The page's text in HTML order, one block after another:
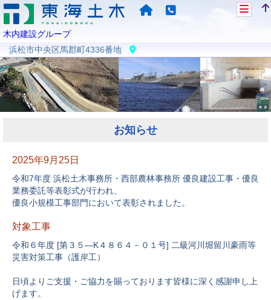
木内建設グループ
浜松市中央区馬郡町4336番地
お知らせ
2025年9月25日
令和7年度 浜松土木事務所・西部農林事務所 優良建設工事・優良
業務委託等表彰式が行われ、
優良小規模工事部門において表彰されました。
対象工事
令和６年度 [第３５―K４８６４－０１号] 二級河川堀留川豪雨等
災害対策工事（護岸工）
日頃よりご支援・ご協力を賜っております皆様に深く感謝申し上
げます。